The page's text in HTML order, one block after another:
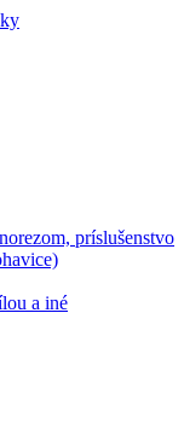
príslušenstvo
a iné